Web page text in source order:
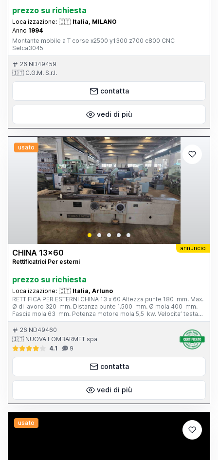
prezzo su richiesta
Localizzazione: 🇮🇹 Italia, MILANO
Anno 1994
Montante mobile a T corse x2500 y1300 z700 c800 CNC
Selca3045
26IND49459
🇮🇹 C.G.M. S.r.l.
contatta
vedi di più
usato
annuncio
CHINA 13x60
Rettificatrici Per esterni
prezzo su richiesta
Localizzazione: 🇮🇹 Italia, Arluno
RETTIFICA PER ESTERNI CHINA 13 x 60 Altezza punte 180 mm. Max.
Ø di lavoro 320 mm. Distanza punte 1.500 mm. Ø mola 400 mm.
Fascia mola 63 mm. Potenza motore mola 5,5 kw. Velocita’ testa
portapezzo - N. 6; 28 - 280 g/min. Inclinazione tavola - 3° / + 6°
Peso totale 3.800 kg. Completa di: - n. 1 autocentrante Ø 165 mm.
- n. 1 lunetta chiusa - vasca con filtro - cunei di livellamento
26IND49460
🇮🇹 NUOVA LOMBARMET spa
4.1
9
contatta
vedi di più
usato